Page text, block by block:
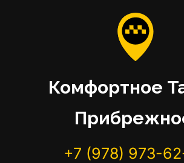
Комфортное
+7 (978) 973-